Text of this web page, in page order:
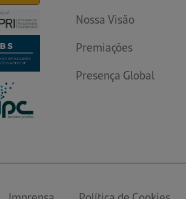
Nossa Visão
Premiações
Presença Global